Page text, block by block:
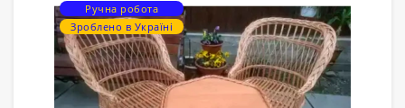
Ручна робота
Зроблено в Україні